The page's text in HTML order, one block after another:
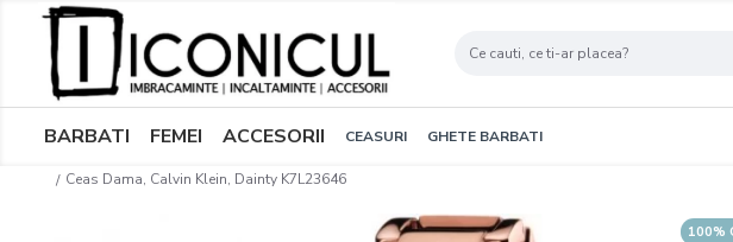
BARBATI FEMEI ACCESORII CEASURI GHETE BARBATI
Ceas Dama, Calvin Klein, Dainty K7L23646
100%